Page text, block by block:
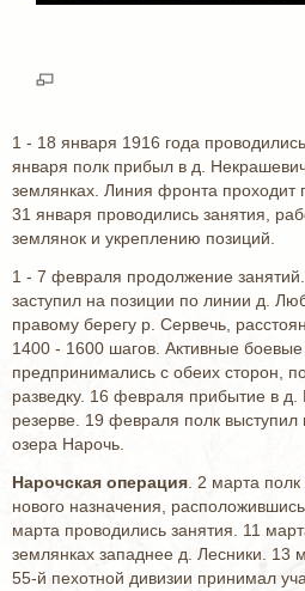
1 - 18 января 1916 года
января полк прибыл в д.
землянках. Линия фронта проходит
31 января проводились занятия,
землянок и укреплению позиций.
1 - 7 февраля продолжение
заступил на позиции по линии д.
правому берегу р. Сервечь,
1400 - 1600 шагов. Активные
предпринимались с обеих сторон,
разведку. 16 февраля прибытие в
резерве. 19 февраля полк выступил
озера Нарочь.
Нарочская операция . 2 марта
нового назначения,
марта проводились занятия. 11
землянках западнее д. Лесники. 13
55-й пехотной дивизии принимал